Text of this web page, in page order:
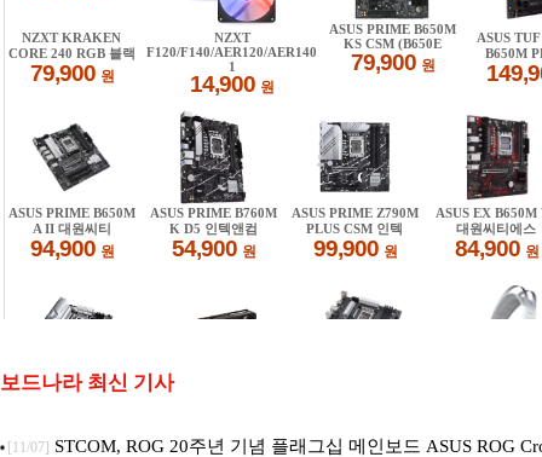
보드나라 최신 기사
[11/07] STCOM, ROG 20주년 기념 플래그십 메인보드 ASUS ROG